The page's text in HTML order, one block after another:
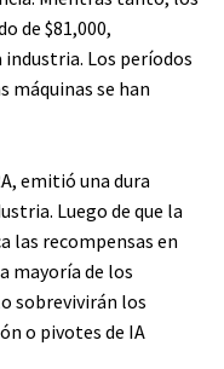
de $81,000,
Los períodos
máquinas se han
emitió una dura
Luego de que la
las recompensas en
mayoría de los
sobrevivirán los
o pivotes de IA